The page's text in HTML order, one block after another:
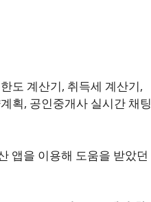
도 계산기, 취득세 계산기,
획, 공인중개사 실시간 채팅
앱을 이용해 도움을 받았던